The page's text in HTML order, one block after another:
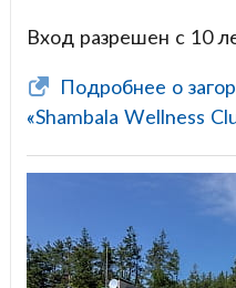
Вход разрешен с 10
Подробнее о
«Shambala Wellness